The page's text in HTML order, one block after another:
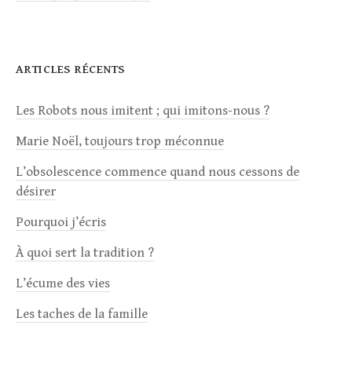
ARTICLES RÉCENTS
Les Robots nous imitent ; qui imitons-nous ?
Marie Noël, toujours trop méconnue
L’obsolescence commence quand nous cessons de
désirer
Pourquoi j’écris
À quoi sert la tradition ?
L’écume des vies
Les taches de la famille